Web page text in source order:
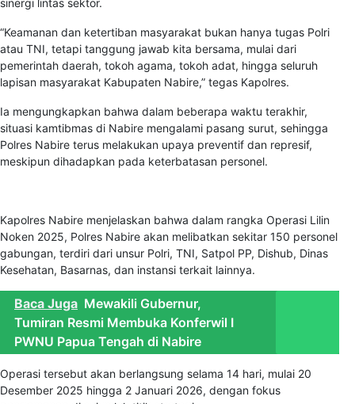
sinergi lintas sektor.
“Keamanan dan ketertiban masyarakat bukan hanya tugas Polri
atau TNI, tetapi tanggung jawab kita bersama, mulai dari
pemerintah daerah, tokoh agama, tokoh adat, hingga seluruh
lapisan masyarakat Kabupaten Nabire,” tegas Kapolres.
Ia mengungkapkan bahwa dalam beberapa waktu terakhir,
situasi kamtibmas di Nabire mengalami pasang surut, sehingga
Polres Nabire terus melakukan upaya preventif dan represif,
meskipun dihadapkan pada keterbatasan personel.
Kapolres Nabire menjelaskan bahwa dalam rangka Operasi Lilin
Noken 2025, Polres Nabire akan melibatkan sekitar 150 personel
gabungan, terdiri dari unsur Polri, TNI, Satpol PP, Dishub, Dinas
Kesehatan, Basarnas, dan instansi terkait lainnya.
Baca Juga Mewakili Gubernur,
Tumiran Resmi Membuka Konferwil I
PWNU Papua Tengah di Nabire
Operasi tersebut akan berlangsung selama 14 hari, mulai 20
Desember 2025 hingga 2 Januari 2026, dengan fokus